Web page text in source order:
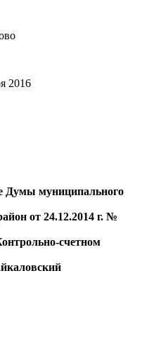
2016
Думы муниципального
от 24.12.2014 г. №
счетном